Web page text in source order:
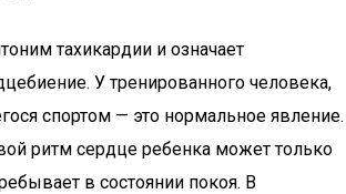
тахикардии и означает
У тренированного человека,
спортом — это нормальное явление.
ритм сердце ребенка может только
в состоянии покоя. В